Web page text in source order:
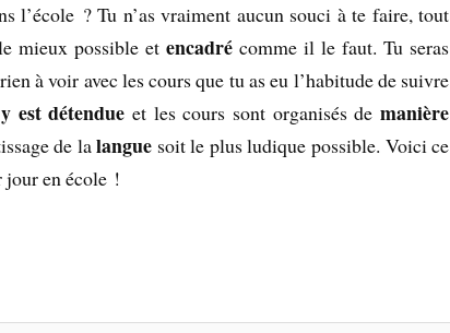
l’école ? Tu n’as vraiment aucun souci à te faire, tout
mieux possible etencadré comme il le faut. Tu seras
à voir avec les cours que tu as eu l’habitude de suivre
est détendue et les cours sont organisés demanière
de lalangue soit le plus ludique possible. Voici ce
jour en école !